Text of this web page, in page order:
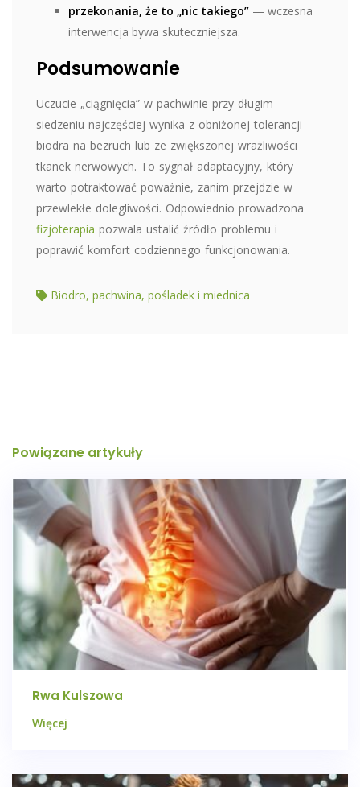
przekonania, że to „nic takiego” — wczesna
interwencja bywa skuteczniejsza.
Podsumowanie
Uczucie „ciągnięcia” w pachwinie przy długim
siedzeniu najczęściej wynika z obniżonej tolerancji
biodra na bezruch lub ze zwiększonej wrażliwości
tkanek nerwowych. To sygnał adaptacyjny, który
warto potraktować poważnie, zanim przejdzie w
przewlekłe dolegliwości. Odpowiednio prowadzona
fizjoterapia pozwala ustalić źródło problemu i
poprawić komfort codziennego funkcjonowania.
Biodro, pachwina, pośladek i miednica
Powiązane artykuły
Rwa Kulszowa
Więcej